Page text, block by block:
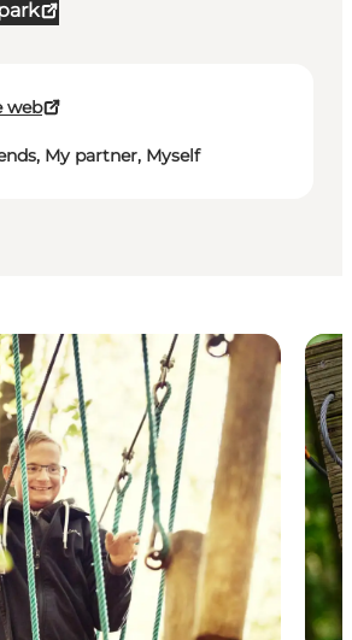
web
My partner, Myself